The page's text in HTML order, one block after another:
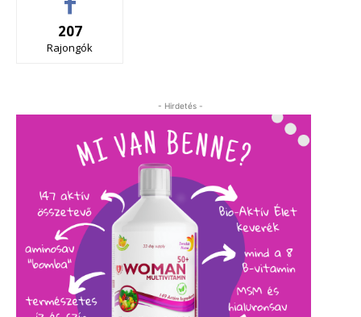
207
Rajongók
- Hirdetés -